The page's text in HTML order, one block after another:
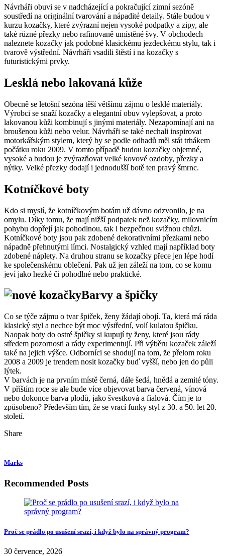
Návrháři obuvi se v nadcházející a pokračující zimní sezóně
soustředí na originální tvarování a nápadité detaily. Stále budou v
kurzu kozačky, které zvýrazní nejen vysoké podpatky a zipy, ale
také různé přezky nebo rafinovaně umístěné švy. V obchodech
naleznete kozačky jak podobné klasickému jezdeckému stylu, tak i
tvarově výstřední. Návrháři vsadili štěstí i na kozačky s
futuristickými prvky.
Lesklá nebo lakovaná kůže
Obecně se letošní sezóna těší většímu zájmu o lesklé materiály.
Výrobci se snaží kozačky a elegantní obuv vylepšovat, a proto
lakovanou kůži kombinují s jinými materiály. Nezapomínají ani na
broušenou kůži nebo velur. Návrháři se také nechali inspirovat
motorkářským stylem, který by se podle odhadů měl stát trhákem
počátku roku 2009. V tomto případě budou kozačky objemné,
vysoké a budou je zvýrazňovat velké kovové ozdoby, přezky a
nýtky. Velké přezky dodají i jednodušší botě ten pravý šmrnc.
Kotníčkové boty
Kdo si myslí, že kotníčkovým botám už dávno odzvonilo, je na
omylu. Díky tomu, že mají nižší podpatek než kozačky, milovnicím
pohybu dopřejí jak pohodlnou, tak i bezpečnou svižnou chůzi.
Kotníčkové boty jsou pak zdobené dekorativními přezkami nebo
nápadně přehnutými límci. Nostalgický vzhled mají například boty
zdobené náplety. Na druhou stranu se kozačky přece jen lépe hodí
ke společenskému oblečení. Pak už jen záleží na tom, co se komu
jeví jako hezké či pohodlné nebo praktické.
Barvy a špičky
Co se týče zájmu o tvar špiček, ženy žádají obojí. Ta, která má ráda
klasický styl a nechce být moc výstřední, volí kulatou špičku.
Naopak boty do ostré špičky si kupují ty ženy, které jsou rády
středem pozornosti a rády experimentují. Při výběru kozaček záleží
také na jejich výšce. Odborníci se shodují na tom, že přelom roku
2008 a 2009 je trendem nosit kozačky buď vyšší, nebo jen do půli
lýtek.
V barvách je na prvním místě černá, dále šedá, hnědá a zemité tóny.
V příštím roce se ale bude více objevovat barva červená, vínová
nebo dokonce barva plodů, jako švestková a fialová. Čím je to
způsobeno? Především tím, že se vrací funky styl z 30. a 50. let 20.
století.
Share
Marks
Recommended Posts
Proč se prádlo po usušení srazí, i když bylo na správný program?
30 července, 2026